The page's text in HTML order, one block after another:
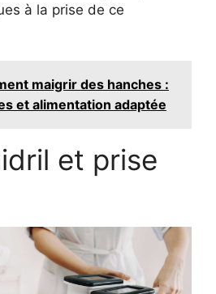
à la prise de ce
maigrir des hanches :
et alimentation adaptée
et prise